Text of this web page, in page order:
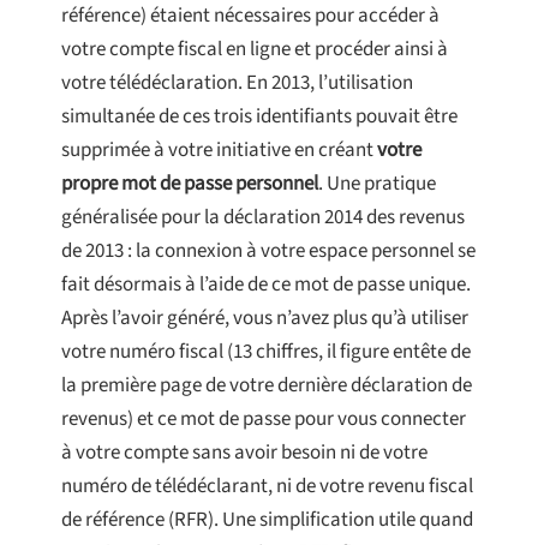
référence) étaient nécessaires pour accéder à
votre compte fiscal en ligne et procéder ainsi à
votre télédéclaration. En 2013, l’utilisation
simultanée de ces trois identifiants pouvait être
supprimée à votre initiative en créantvotre
propre mot de passe personnel. Une pratique
généralisée pour la déclaration 2014 des revenus
de 2013 : la connexion à votre espace personnel se
fait désormais à l’aide de ce mot de passe unique.
Après l’avoir généré, vous n’avez plus qu’à utiliser
votre numéro fiscal (13 chiffres, il figure entête de
la première page de votre dernière déclaration de
revenus) et ce mot de passe pour vous connecter
à votre compte sans avoir besoin ni de votre
numéro de télédéclarant, ni de votre revenu fiscal
de référence (RFR). Une simplification utile quand